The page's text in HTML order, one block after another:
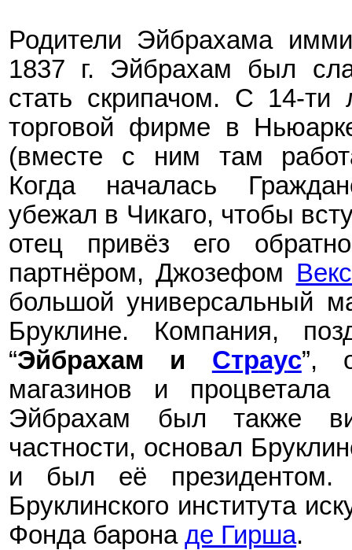
Родители Эйбрахама
1837
г. Эйбрахам был
стать скрипачом. С 14-ти
торговой фирме в
(вместе с ним там
Когда началась
убежал в Чикаго, чтобы
отец привёз его
партнёром, Джозефом
большой универсальный
Бруклине. Компания,
“Эйбрахам и Страус”,
магазинов и процветала
Эйбрахам был также
частности, основал
и был её президентом.
Бруклинского института
Фонда барона де Гирша.